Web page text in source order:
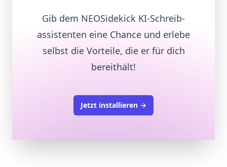
Gib dem NEOSidekick KI-Schreib­
assistenten eine Chance und erlebe
selbst die Vorteile, die er für dich
bereithält!
Jetzt installieren →